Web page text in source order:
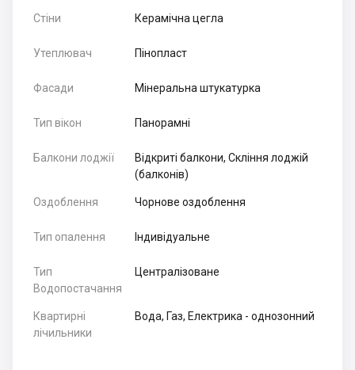
Стіни Керамічна цегла
Утеплювач Пінопласт
Фасади Мінеральна штукатурка
Тип вікон Панорамні
Балкони лоджії
Відкриті балкони, Скління лоджій
(балконів)
Оздоблення Чорнове оздоблення
Тип опалення Індивідуальне
Тип
Водопостачання
Централізоване
Квартирні
лічильники
Вода, Газ, Електрика - однозонний